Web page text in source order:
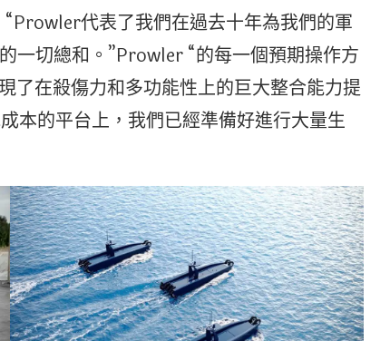
代表了我們在過去十年為我們的軍
一切總和。”Prowler “的每一個預期操作方
了在殺傷力和多功能性上的巨大整合能力提
本的平台上，我們已經準備好進行大量生